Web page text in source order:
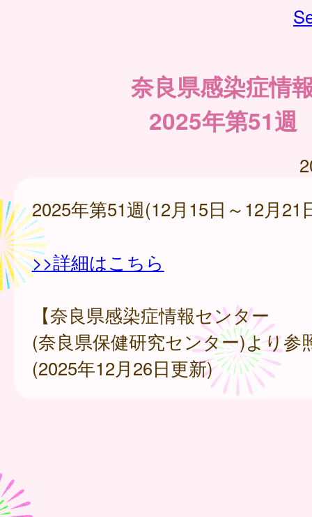
奈良県感染症情
2025年第51週
2025年第51週(12月15日～12月21
>>詳細はこちら
【奈良県感染症情報センター
(奈良県保健研究センター)より参
(2025年12月26日更新)